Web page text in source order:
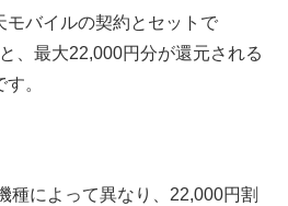
モバイルの契約とセットで
、最大22,000円分が還元される
。
種によって異なり、22,000円割